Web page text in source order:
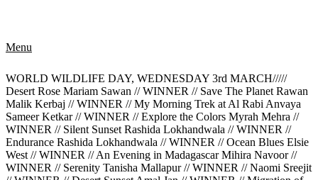
Menu
WORLD WILDLIFE DAY, WEDNESDAY 3rd MARCH/////
Desert Rose Mariam Sawan // WINNER // Save The Planet Rawan
Malik Kerbaj // WINNER // My Morning Trek at Al Rabi Anvaya
Sameer Ketkar // WINNER // Explore the Colors Myrah Mehra //
WINNER // Silent Sunset Rashida Lokhandwala // WINNER //
Endurance Rashida Lokhandwala // WINNER // Ocean Blues Elsie
West // WINNER // An Evening in Madagascar Mihira Navoor //
WINNER // Serenity Tanisha Mallapur // WINNER // Naomi Sreejit